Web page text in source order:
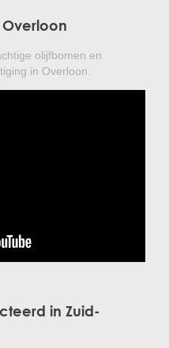
olijfbomen en
in Overloon.
in Zuid-